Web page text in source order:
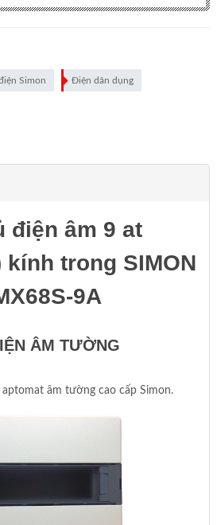
Simon Điện dân dụng
điện âm 9 at
kính trong SIMON
9A
ÂM TƯỜNG
aptomat âm tường cao cấp Simon.